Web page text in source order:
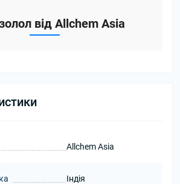
від Allchem Asia
Allchem Asia
Індія